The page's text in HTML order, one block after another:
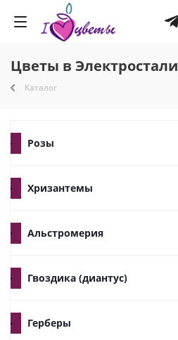
Цветы в Электростали
Каталог
Розы
Хризантемы
Альстромерия
Гвоздика (диантус)
Герберы